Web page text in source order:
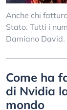
Anche chi
Stato. Tutti i
Damiano David.
Come ha
di Nvidia
mondo